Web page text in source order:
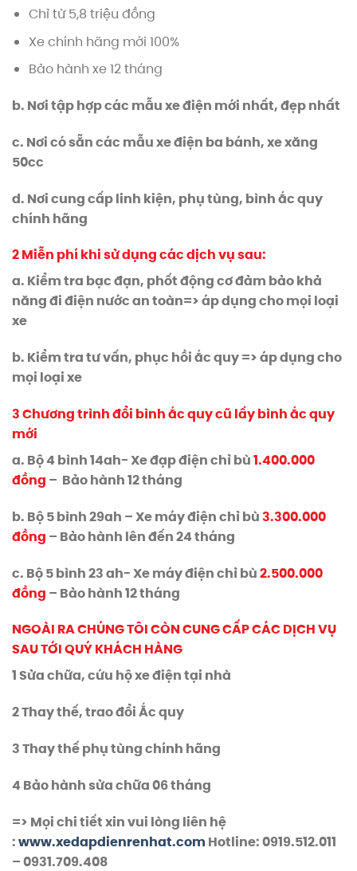
Chỉ từ 5,8 triệu đồng
Xe chính hãng mới 100%
Bảo hành xe 12 tháng
b. Nơi tập hợp các mẫu xe điện mới nhất, đẹp nhất
c. Nơi có sẵn các mẫu xe điện ba bánh, xe xăng
50cc
d. Nơi cung cấp linh kiện, phụ tùng, bình ắc quy
chính hãng
2 Miễn phí khi sử dụng các dịch vụ sau:
a. Kiểm tra bạc đạn, phốt động cơ đảm bảo khả
năng đi điện nước an toàn=> áp dụng cho mọi loại
xe
b. Kiểm tra tư vấn, phục hồi ắc quy => áp dụng cho
mọi loại xe
3 Chương trình đổi bình ắc quy cũ lấy bình ắc quy
mới
a. Bộ 4 bình 14ah- Xe đạp điện chỉ bù1.400.000
đồng – Bảo hành 12 tháng
b. Bộ 5 bình 29ah – Xe máy điện chỉ bù3.300.000
đồng – Bảo hành lên đến 24 tháng
c. Bộ 5 bình 23 ah- Xe máy điện chỉ bù2.500.000
đồng – Bảo hành 12 tháng
NGOÀI RA CHÚNG TÔI CÒN CUNG CẤP CÁC DỊCH VỤ
SAU TỚI QUÝ KHÁCH HÀNG
1 Sửa chữa, cứu hộ xe điện tại nhà
2 Thay thế, trao đổi Ắc quy
3 Thay thế phụ tùng chính hãng
4 Bảo hành sửa chữa 06 tháng
=> Mọi chi tiết xin vui lòng liên hệ
:www.xedapdienrenhat.com Hotline: 0919.512.011
– 0931.709.408